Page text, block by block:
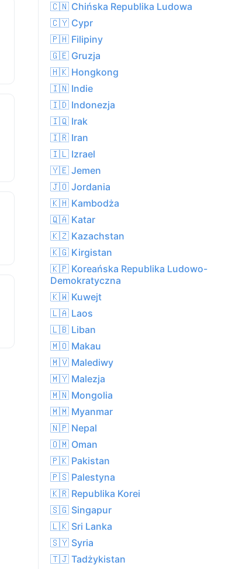
🇨🇳 Chińska Republika Ludowa
🇨🇾 Cypr
🇵🇭 Filipiny
🇬🇪 Gruzja
🇭🇰 Hongkong
🇮🇳 Indie
🇮🇩 Indonezja
🇮🇶 Irak
🇮🇷 Iran
🇮🇱 Izrael
🇾🇪 Jemen
🇯🇴 Jordania
🇰🇭 Kambodża
🇶🇦 Katar
🇰🇿 Kazachstan
🇰🇬 Kirgistan
🇰🇵 Koreańska Republika Ludowo-
Demokratyczna
🇰🇼 Kuwejt
🇱🇦 Laos
🇱🇧 Liban
🇲🇴 Makau
🇲🇻 Malediwy
🇲🇾 Malezja
🇲🇳 Mongolia
🇲🇲 Myanmar
🇳🇵 Nepal
🇴🇲 Oman
🇵🇰 Pakistan
🇵🇸 Palestyna
🇰🇷 Republika Korei
🇸🇬 Singapur
🇱🇰 Sri Lanka
🇸🇾 Syria
🇹🇯 Tadżykistan